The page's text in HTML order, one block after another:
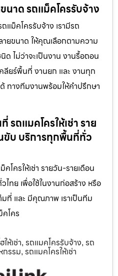
นาด รถแม็คโครรับจ้าง
แม็คโครรับจ้าง เรามีรถ
ายขนาด ให้คุณเลือกตามความ
ไม่ว่าจะเป็นงาน งานรื้อถอน
ยร์พื้นที่ งานยก และ งานทุก
ทางทีมงานพร้อมให้คำปรึกษา
รถแมคโครให้เช่า ราย
ขับ บริการทุกพื้นที่ทั่ว
โครให้เช่า รายวัน-รายเดือน
ย เพื่อใช้ในงานก่อสร้าง หรือ
ที่ และ มีคุณภาพ เราเป็นทีม
โคร
ห้เช่า, รถแมคโครรับจ้าง, รถ
กรรม, รถแมคโครให้เช่า